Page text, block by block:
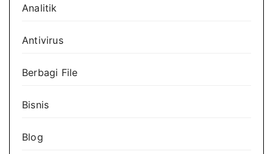
Analitik
Antivirus
Berbagi File
Bisnis
Blog